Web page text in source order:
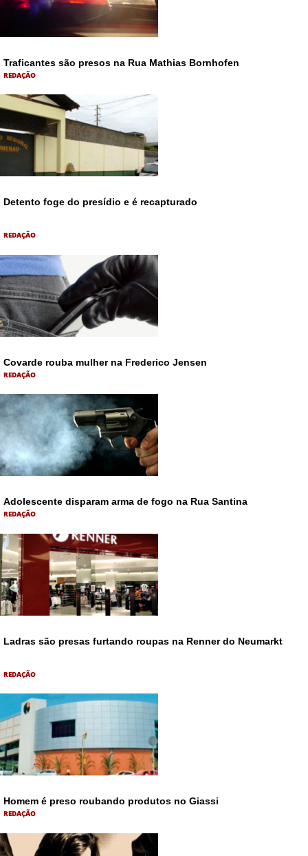
Traficantes são presos na Rua Mathias Bornhofen
REDAÇÃO
Detento foge do presídio e é recapturado
REDAÇÃO
Covarde rouba mulher na Frederico Jensen
REDAÇÃO
Adolescente disparam arma de fogo na Rua Santina
REDAÇÃO
Ladras são presas furtando roupas na Renner do Neumarkt
REDAÇÃO
Homem é preso roubando produtos no Giassi
REDAÇÃO